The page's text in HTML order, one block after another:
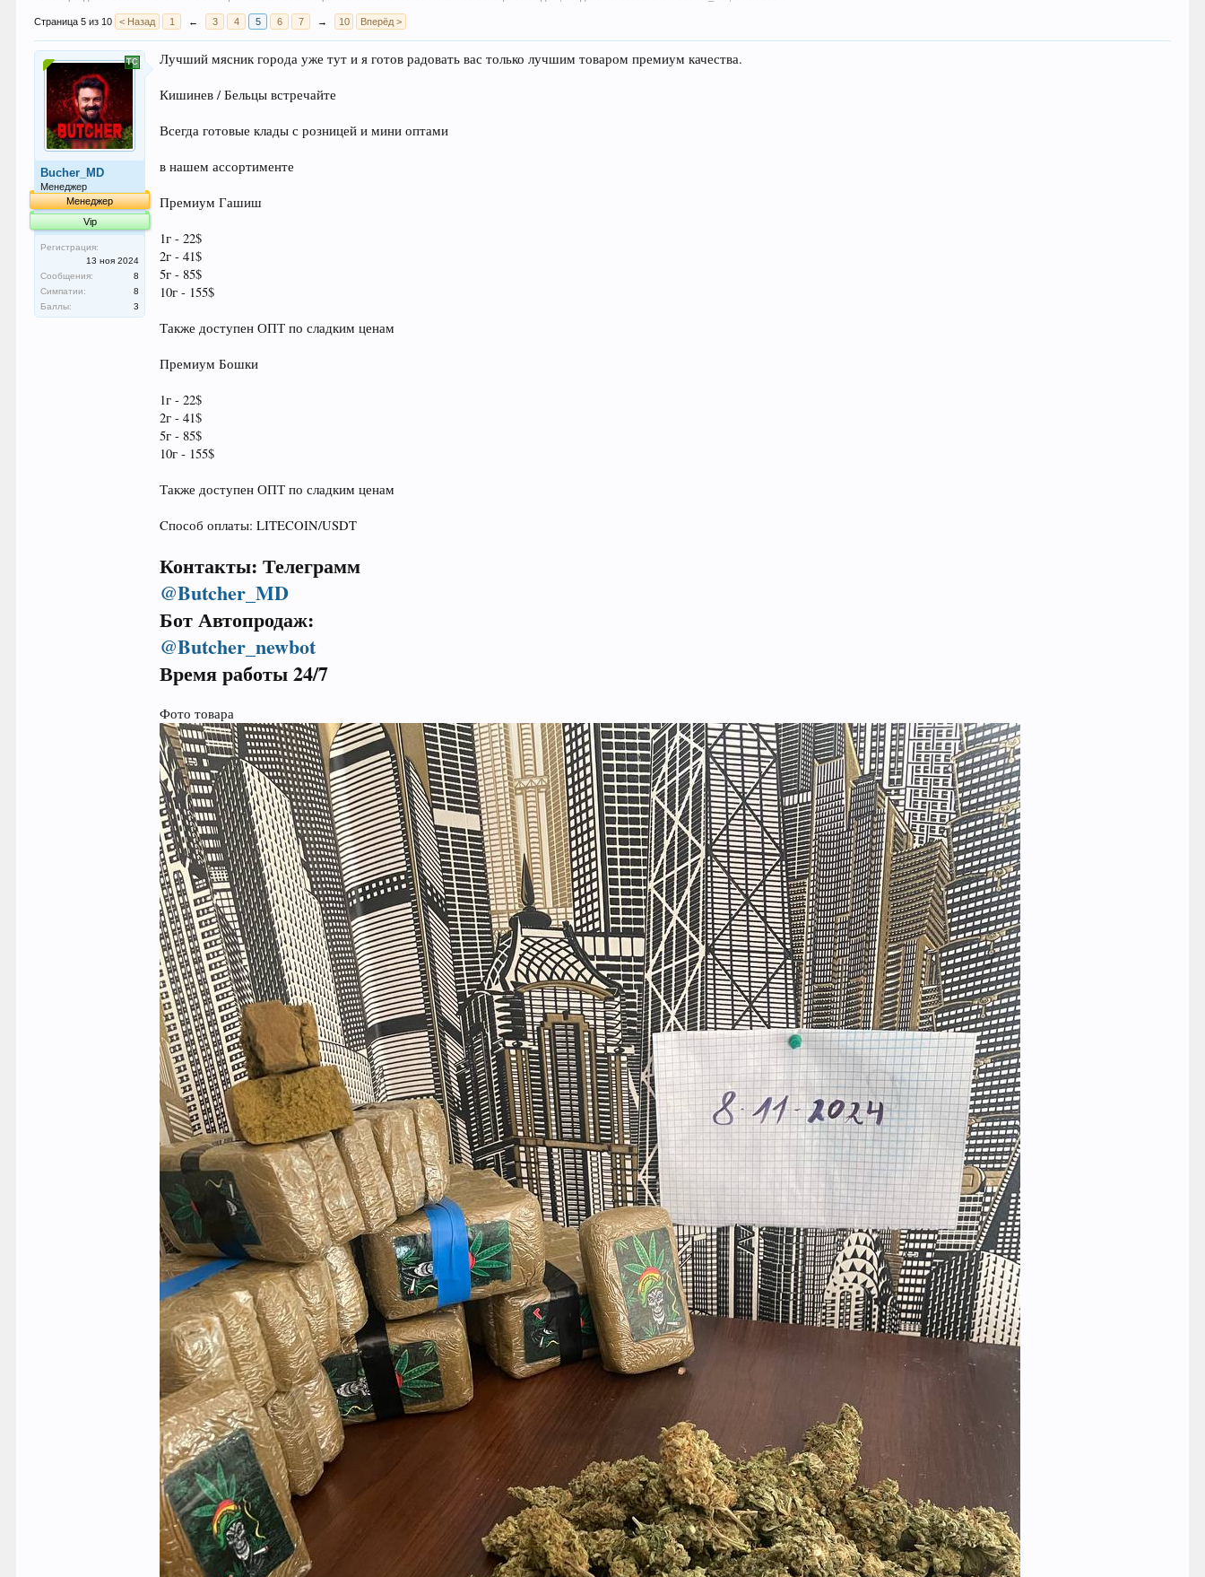
Страница 5 из 10 < Назад 1 ← 3 4 5 6 7 → 10 Вперёд >
Bucher_MD
Менеджер
Менеджер
Vip
Регистрация:
13 ноя 2024
Сообщения:
8
Симпатии:
8
Баллы:
3
Лучший мясник города уже тут и я готов радовать вас только лучшим товаром премиум качества.
Кишинев / Бельцы встречайте
Всегда готовые клады с розницей и мини оптами
в нашем ассортименте
Премиум Гашиш
1г - 22$
2г - 41$
5г - 85$
10г - 155$
Также доступен ОПТ по сладким ценам
Премиум Бошки
1г - 22$
2г - 41$
5г - 85$
10г - 155$
Также доступен ОПТ по сладким ценам
Cпособ оплаты: LITECOIN/USDT
Контакты: Телеграмм
@Butcher_MD
Бот Автопродаж:
@Butcher_newbot
Время работы 24/7
Фото товара